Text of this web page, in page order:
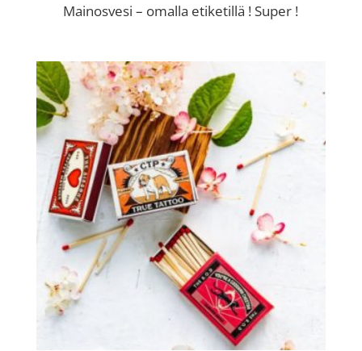
Mainosvesi – omalla etiketillä ! Super !